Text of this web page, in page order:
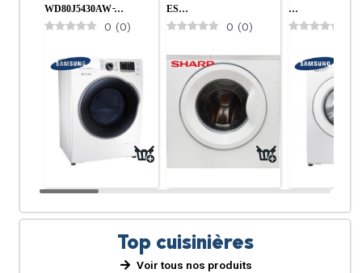
WD80J5430AW ̵…
0 (0)
ES…
0 (0)
…
Top cuisinières
Voir tous nos produits